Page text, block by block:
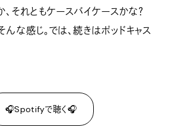
、それともケースバイケースかな？
な感じ。では、続きはポッドキャス
🎧Spotifyで聴く🎧